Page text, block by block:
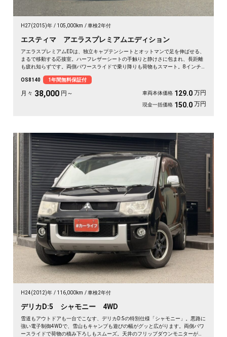
H27(2015)年 105,000km 車検2年付
エスティマ アエラスプレミアムエディション
アエラスプレミアムEDは、独立キャプテンシートとオットマンで足を伸ばせる、
まるで移動する応接室。ハーフレザーシートの手触りと静けさに包まれ、長距離
も疲れ知らずです。両側パワースライドで乗り降りも荷物もスマート。8インチ
パールの艶やかなボディが週末を格上げしてくれます。心地よさで選ぶなら《1
年保証付》💺✨🚗🎵💎
OS8140 1年間無料保証付
月々 38,000 円～ 車両本体価格 129.0 万円
現金一括価格 150.0 万円
H24(2012)年 116,000km 車検2年付
デリカD:5 シャモニー 4WD
雪道もアウトドアも一台でこなす、デリカD:5の特別仕様「シャモニー」。悪路に
強い電子制御4WDで、雪山もキャンプも遊びの幅がグッと広がります。両側パワ
ースライドで荷物の積み下ろしもスムーズ。天井のフリップダウンモニターがあ